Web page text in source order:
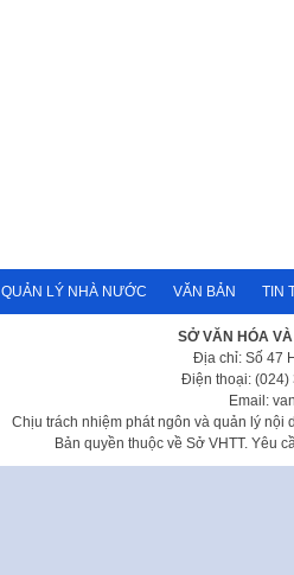
QUẢN LÝ NHÀ NƯỚC VĂN BẢN TIN
SỞ VĂN HÓA
Địa chỉ: Số 47
Điện thoại: (024)
Email:
Chịu trách nhiệm phát ngôn và quản lý nội
Bản quyền thuộc về Sở VHTT. Yêu